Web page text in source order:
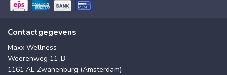
Contactgegevens
Maxx Wellness
Weerenweg 11-B
1161 AE Zwanenburg (Amsterdam)